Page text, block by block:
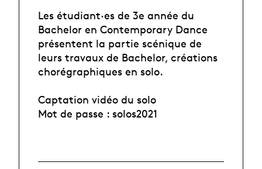
Les étudiant·es de 3e année du
Bachelor en Contemporary Dance
présentent la partie scénique de
leurs travaux de Bachelor, créations
chorégraphiques en solo.
Captation vidéo du solo
Mot de passe : solos2021